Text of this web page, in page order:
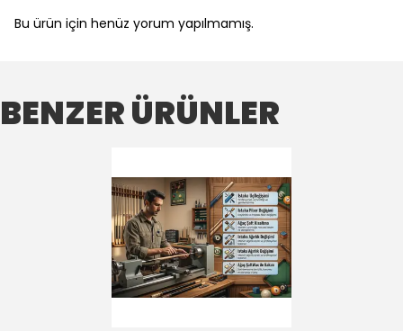
Bu ürün için henüz yorum yapılmamış.
BENZER ÜRÜNLER